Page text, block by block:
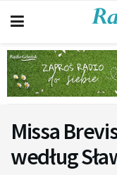
Missa
według